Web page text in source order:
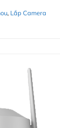
, Lắp Camera